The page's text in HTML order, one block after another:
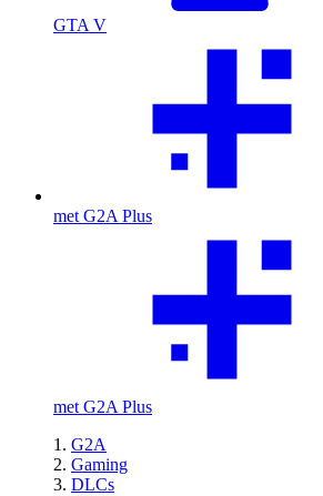
GTA V
met G2A Plus
met G2A Plus
G2A
Gaming
DLCs